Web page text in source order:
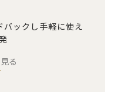
ックし手軽に使え
る